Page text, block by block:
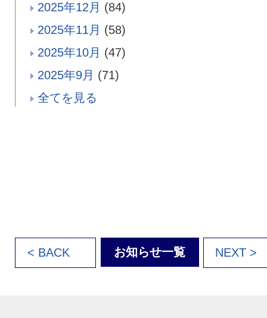
2025年12月 (84)
2025年11月 (58)
2025年10月 (47)
2025年9月 (71)
全てを見る
< BACK お知らせ一覧 NEXT >